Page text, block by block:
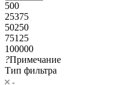
500
25375
50250
75125
100000
?Примечание
Тип фильтра